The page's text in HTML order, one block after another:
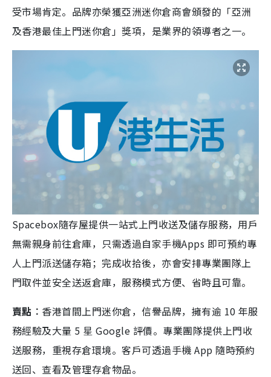
受市場肯定。品牌亦榮獲亞洲迷你倉商會頒發的「亞洲
及香港最佳上門迷你倉」獎項，是業界的領導者之一。
Spacebox隨存屋提供一站式上門收送及儲存服務，用戶
無需親身前往倉庫，只需透過自家手機Apps 即可預約專
人上門派送儲存箱；完成收拾後，亦會安排專業團隊上
門取件並安全送返倉庫，服務模式方便、省時且可靠。
賣點︰ 香港首間上門迷你倉，信譽品牌，擁有逾 10 年服
務經驗及大量 5 星 Google 評價。專業團隊提供上門收
送服務，重視存倉環境。客戶可透過手機 App 隨時預約
送回、查看及管理存倉物品。